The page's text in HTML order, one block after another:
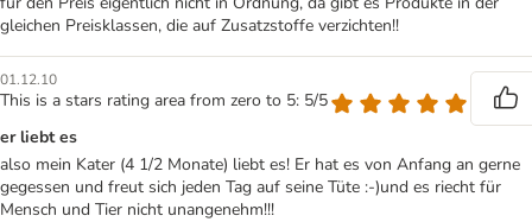
gleichen Preisklassen, die auf Zusatzstoffe verzichten!!
01.12.10
This is a stars rating area from zero to 5: 5/5
er liebt es
also mein Kater (4 1/2 Monate) liebt es! Er hat es von Anfang an gerne
gegessen und freut sich jeden Tag auf seine Tüte :-)und es riecht für
Mensch und Tier nicht unangenehm!!!